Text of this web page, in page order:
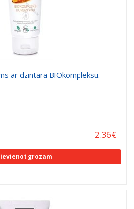
ar dzintara BIOkompleksu.
2.36€
grozam